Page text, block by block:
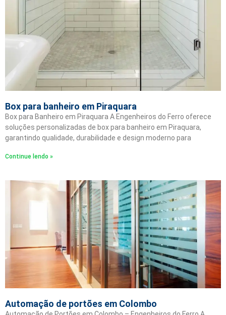
Box para banheiro em Piraquara
Box para Banheiro em Piraquara A Engenheiros do Ferro oferece
soluções personalizadas de box para banheiro em Piraquara,
garantindo qualidade, durabilidade e design moderno para
Continue lendo »
Automação de portões em Colombo